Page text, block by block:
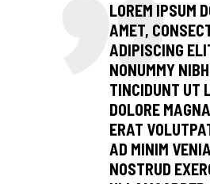
LOREM IPSUM
AMET,
ADIPISCING
NONUMMY
TINCIDUNT UT
DOLORE
ERAT
AD MINIM
NOSTRUD